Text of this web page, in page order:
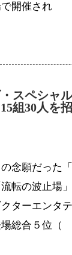
開催され
スペシャ
組30人を
念願だった
転の波止場
ターエンタ
総合５位（